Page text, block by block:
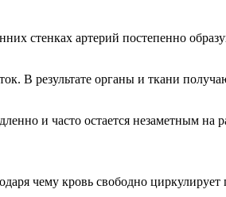
стенках артерий постепенно
В результате органы и ткани
и часто остается незаметным на
чему кровь свободно циркулирует